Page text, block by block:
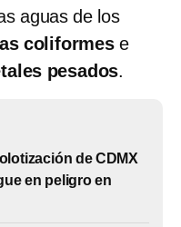
aguas de los
coliformese
pesados.
de CDMX
en peligro en